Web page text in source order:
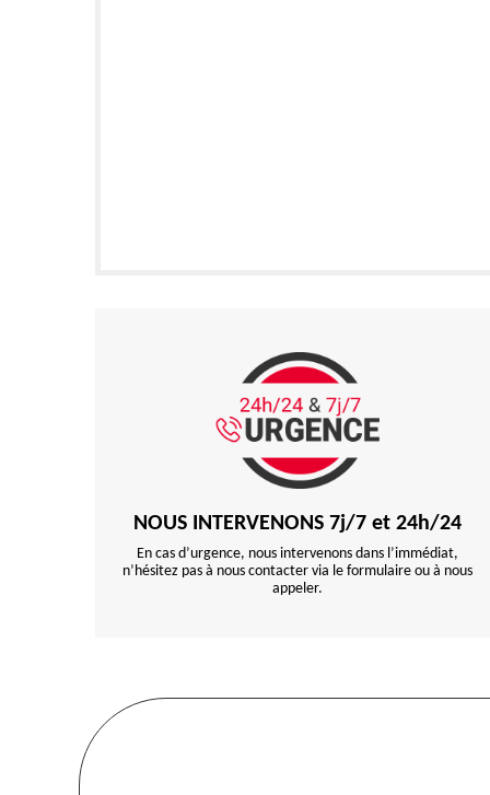
NOUS INTERVENONS 7j/7 et 24h/24
En cas d’urgence, nous intervenons dans l’immédiat,
n’hésitez pas à nous contacter via le formulaire ou à nous
appeler.